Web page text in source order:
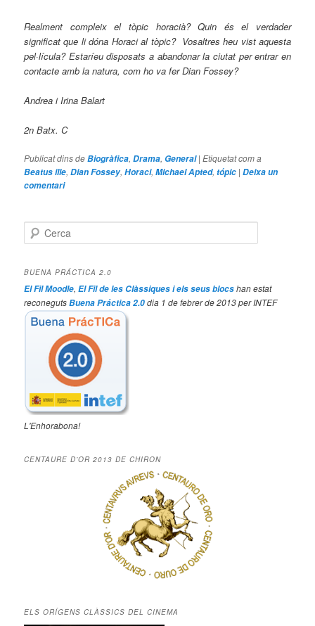
Realment compleix el tòpic horacià? Quin és el verdader
significat que li dóna Horaci al tòpic? Vosaltres heu vist aquesta
pel·lícula? Estaríeu disposats a abandonar la ciutat per entrar en
contacte amb la natura, com ho va fer Dian Fossey?
Andrea i Irina Balart
2n Batx. C
Publicat dins deBiogràfica,Drama,General |Etiquetat com a
Beatus ille,Dian Fossey,Horaci,Michael Apted,tópic |Deixa un
comentari
e
c
BUENA PRÁCTICA 2.0
El Fil Moodle, El Fil de les Clàssiques i els seus blocshan estat
reconegutsBuena Práctica 2.0dia 1 de febrer de 2013 per INTEF
L'Enhorabona!
CENTAURE D’OR 2013 DE CHIRON
ELS ORÍGENS CLÀSSICS DEL CINEMA